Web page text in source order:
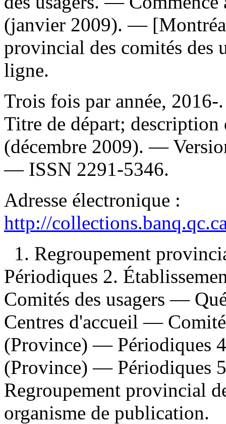
(janvier 2009). —
provincial des comités des
ligne.
Trois fois par année,
Titre de départ;
(décembre 2009). —
— ISSN 2291-5346.
Adresse électronique :
http://
1. Regroupement
Périodiques 2.
Comités des usagers —
Centres d'accueil —
(Province) — Périodiques
(Province) — Périodiques
Regroupement provincial
organisme de publication.